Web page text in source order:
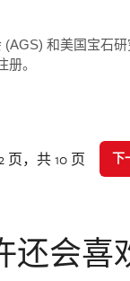
(AGS) 和美国宝石
册。
页，共 10 页 下
还会喜